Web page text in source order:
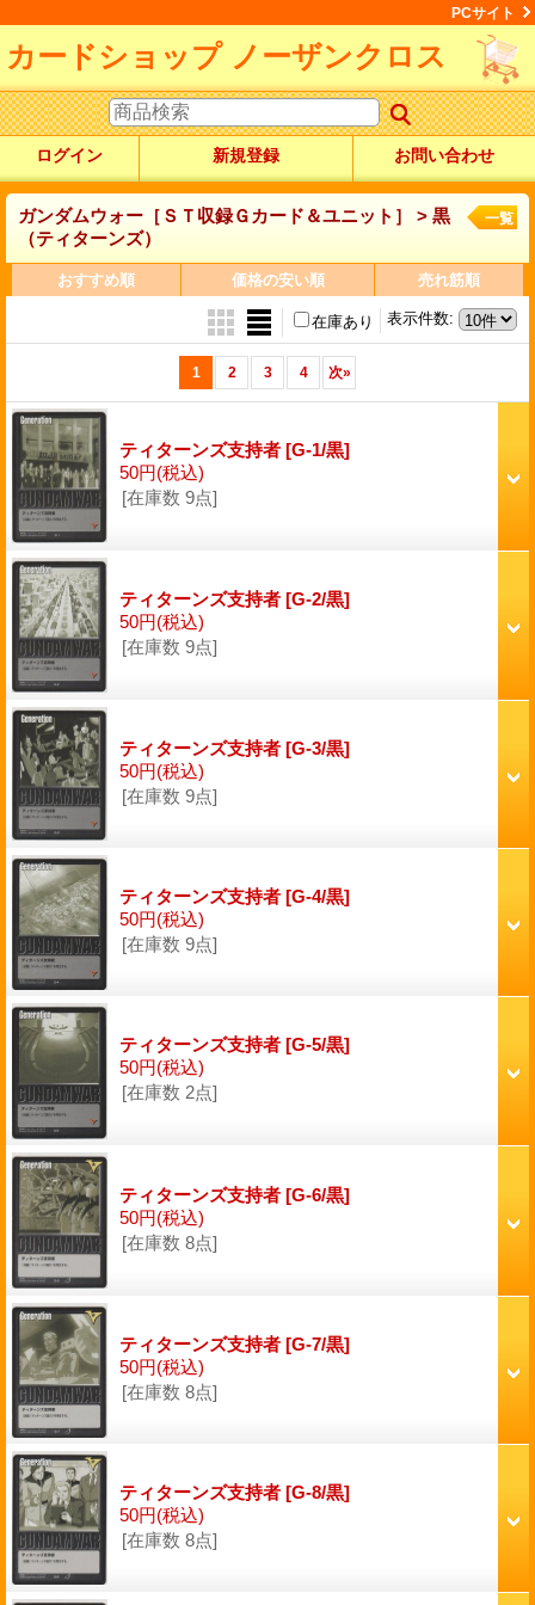
PCサイト
カードショップ ノーザンクロス
ログイン 新規登録 お問い合わせ
ガンダムウォー［ＳＴ収録Ｇカード＆ユニット］ > 黒
（ティターンズ）
一覧
おすすめ順 価格の安い順 売れ筋順
表示件数:
在庫あり
1 2 3 4 次»
ティターンズ支持者 [G-1/黒]
50円(税込)
[在庫数 9点]
ティターンズ支持者 [G-2/黒]
50円(税込)
[在庫数 9点]
ティターンズ支持者 [G-3/黒]
50円(税込)
[在庫数 9点]
ティターンズ支持者 [G-4/黒]
50円(税込)
[在庫数 9点]
ティターンズ支持者 [G-5/黒]
50円(税込)
[在庫数 2点]
ティターンズ支持者 [G-6/黒]
50円(税込)
[在庫数 8点]
ティターンズ支持者 [G-7/黒]
50円(税込)
[在庫数 8点]
ティターンズ支持者 [G-8/黒]
50円(税込)
[在庫数 8点]